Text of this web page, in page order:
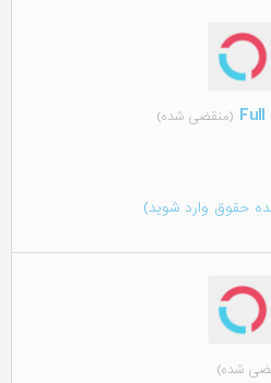
(منقضی شده)
حقوق وارد شوید)
شده)